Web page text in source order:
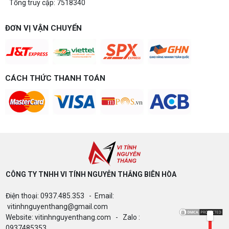
Build PC gaming 20 triệu: Chiến game,
chơi game của bạn.
Build PC gaming 15 triệu chơi được
Build PC gaming 15 triệu chơi được game gì? Vi
dễ nâng cấp CPU/VGA sau này, tư vấn miễn phí
theo đúng ngân sách.
Build PC gaming theo ngân sách từ 10-40 triệu:
cách phân bổ CPU, GPU, RAM hợp lý, chọn
Intel/AMD và tránh sai tương thích. Tư vấn miễn
phí tại Vi tính Nguyễn Thắng.
GIGABYTE & INTEL CORE ULTRA 200S
PLUS – NHẬN VOUCHER ĐẾN 800K
Tổng truy cập: 7518340
ĐƠN VỊ VẬN CHUYỂN
CÁCH THỨC THANH TOÁN
CÔNG TY TNHH VI TÍNH NGUYỄN THẮNG BIÊN HÒA​
Điện thoại: 0937.485.353 - Email:
vitinhnguyenthang@gmail.com
Website: vitinhnguyenthang.com - Zalo :